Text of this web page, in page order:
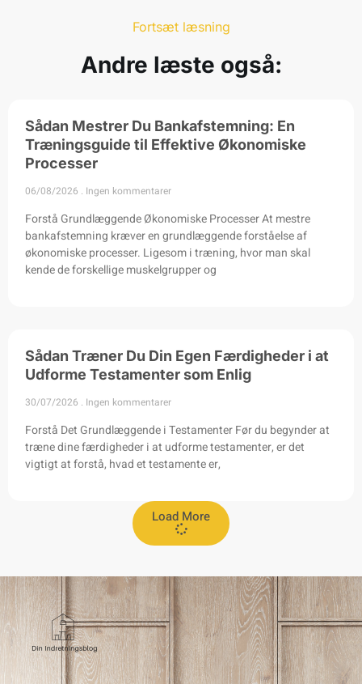
Fortsæt læsning
Andre læste også:
Sådan Mestrer Du Bankafstemning: En
Træningsguide til Effektive Økonomiske
Processer
06/08/2026 Ingen kommentarer
Forstå Grundlæggende Økonomiske Processer At mestre
bankafstemning kræver en grundlæggende forståelse af
økonomiske processer. Ligesom i træning, hvor man skal
kende de forskellige muskelgrupper og
Sådan Træner Du Din Egen Færdigheder i at
Udforme Testamenter som Enlig
30/07/2026 Ingen kommentarer
Forstå Det Grundlæggende i Testamenter Før du begynder at
træne dine færdigheder i at udforme testamenter, er det
vigtigt at forstå, hvad et testamente er,
Load More